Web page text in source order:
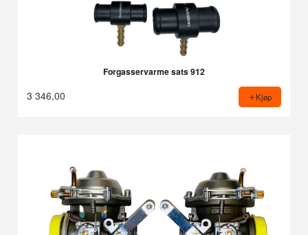
Forgasservarme sats 912
3 346,00 Kjøp